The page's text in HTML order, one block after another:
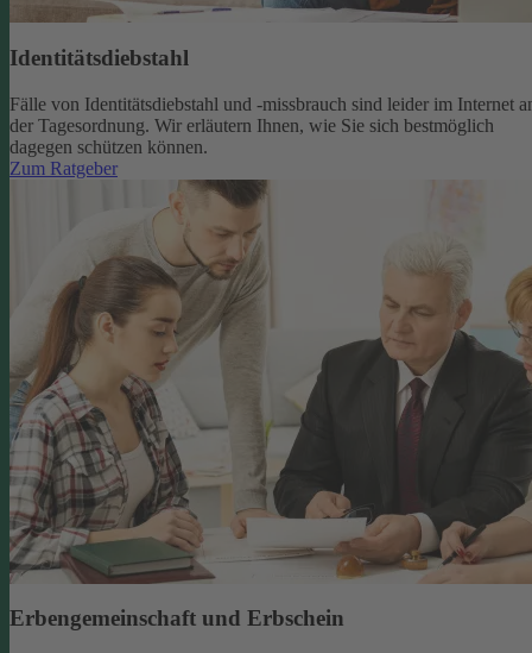
Identitätsdiebstahl
Fälle von Identitätsdiebstahl und -missbrauch sind leider im Internet
der Tagesordnung. Wir erläutern Ihnen, wie Sie sich bestmöglich
dagegen schützen können.
Zum Ratgeber
Erbengemeinschaft und Erbschein